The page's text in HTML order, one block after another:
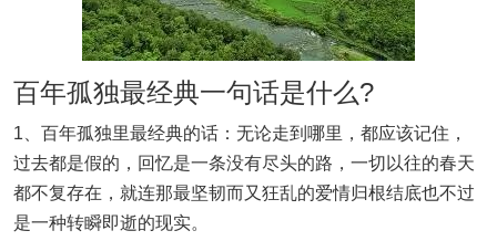
百年孤独最经典一句话是什么?
1、百年孤独里最经典的话：无论走到哪里，都应该记住，
过去都是假的，回忆是一条没有尽头的路，一切以往的春天
都不复存在，就连那最坚韧而又狂乱的爱情归根结底也不过
是一种转瞬即逝的现实。